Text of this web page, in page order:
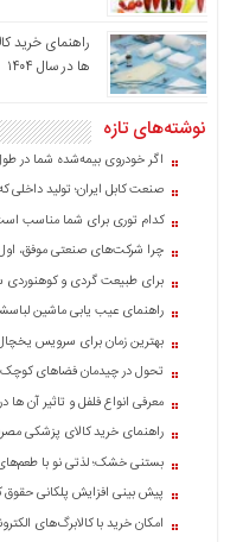
المللی
اخبار
اقتصادی
اخبار
راهنمای خرید
ها در سال ۱۴۰۴
نوشته‌های تازه
اگر خودروی بیمه‌شده شما در
صنعت کابل ایران؛ تولید داخلی
کدام توری برای شما مناسب
چرا شرکت‌های صنعتی موفق،
برای طبیعت گردی و
راهنمای عیب یابی ماشین
بهترین زمان برای سرویس
تحول در چیدمان فضاهای کوچک؛ چرا
معرفی انواع فلفل و تاثیر آن
راهنمای خرید کالای پزشکی
بستنی خشک؛ لذتی نو با طعم‌های
پیش بینی افزایش پلکانی حقوق
امکان خرید با کالابرگ‌های